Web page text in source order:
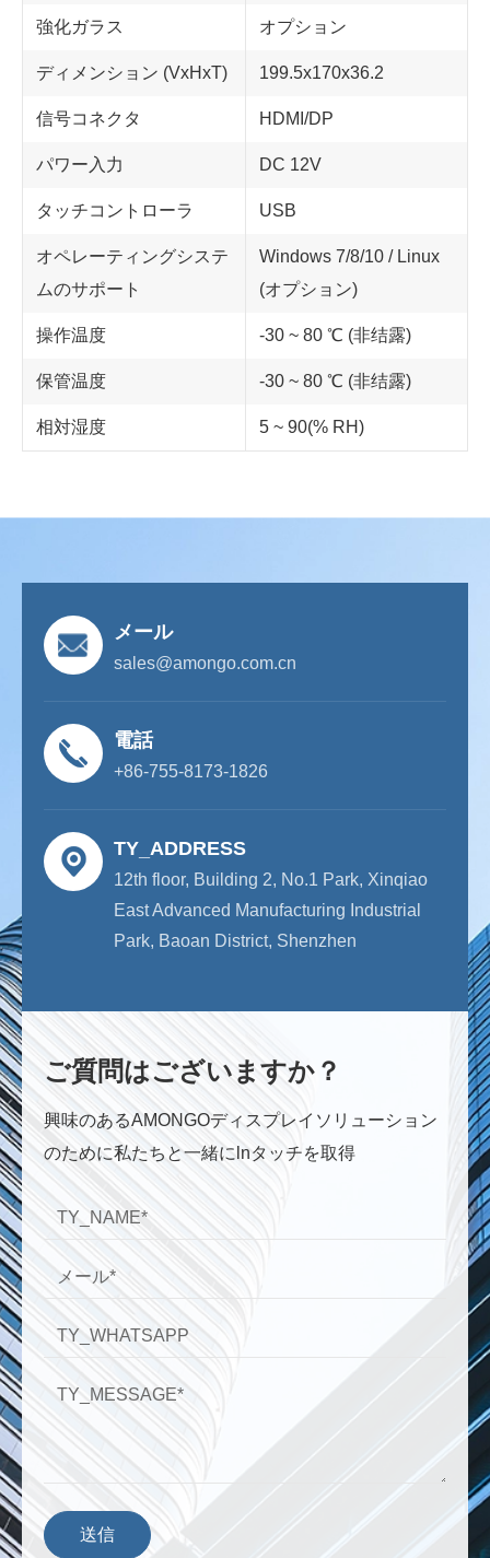
強化ガラス オプション
ディメンション (VxHxT) 199.5x170x36.2
信号コネクタ HDMI/DP
パワー入力 DC 12V
タッチコントローラ USB
オペレーティングシステ
ムのサポート
Windows 7/8/10 / Linux
(オプション)
操作温度 -30 ~ 80 ℃ (非结露)
保管温度 -30 ~ 80 ℃ (非结露)
相対湿度 5 ~ 90(% RH)
メール
sales@amongo.com.cn
電話
+86-755-8173-1826
TY_ADDRESS
12th floor, Building 2, No.1 Park, Xinqiao
East Advanced Manufacturing Industrial
Park, Baoan District, Shenzhen
ご質問はございますか？
興味のあるAMONGOディスプレイソリューション
のために私たちと一緒にlnタッチを取得
送信